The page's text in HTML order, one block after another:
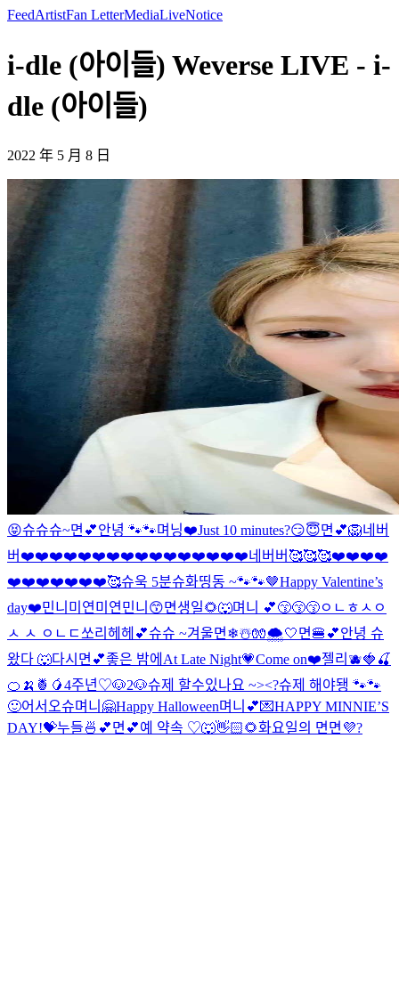
FeedArtistFan LetterMediaLiveNotice
i-dle (아이들) Weverse LIVE - i-
dle (아이들)
2022 年 5 月 8 日
😝슈슈슈~면💕안녕 🐾🐾며닝❤️Just 10 minutes?😏😇면💕🦁네버
버❤️❤️❤️❤️❤️❤️❤️❤️❤️❤️❤️❤️❤️❤️❤️❤️네버버🥰🥰🥰❤️❤️❤️❤️
❤️❤️❤️❤️❤️❤️❤️🥰슈욱 5분슈화띵동 ~🐾🐾🤎Happy Valentine’s
day❤️민니미연미연민니😙면생일🌻🐺며니 💕😙😙😙ㅇㄴㅎㅅㅇ
ㅅ ㅅ ㅇㄴㄷ 쏘리 헤헤💕슈슈 ~겨울면❄☃️🧤🌨🤍면🍔💕안녕 슈
왔다 🐺다시면💕좋은 밤에 At Late Night💗Come on❤️젤리🫐🍓🍒
🍊🍌🍍🥭4주년♡🐶2🐶슈제 할수있나요 ~><?슈제 해야됑 🐾🐾
🙂어서오슈며니🤗Happy Halloween며니💕💌HAPPY MINNIE’S
DAY!💝누들🍜💕면💕예 약속 ♡🐺👋🏻🌻화요일의 면면💜?